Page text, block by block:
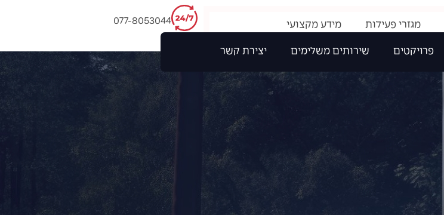
מגזרי פעילות מידע מקצועי 077-8053044
פרויקטים שירותים משלימים יצירת קשר